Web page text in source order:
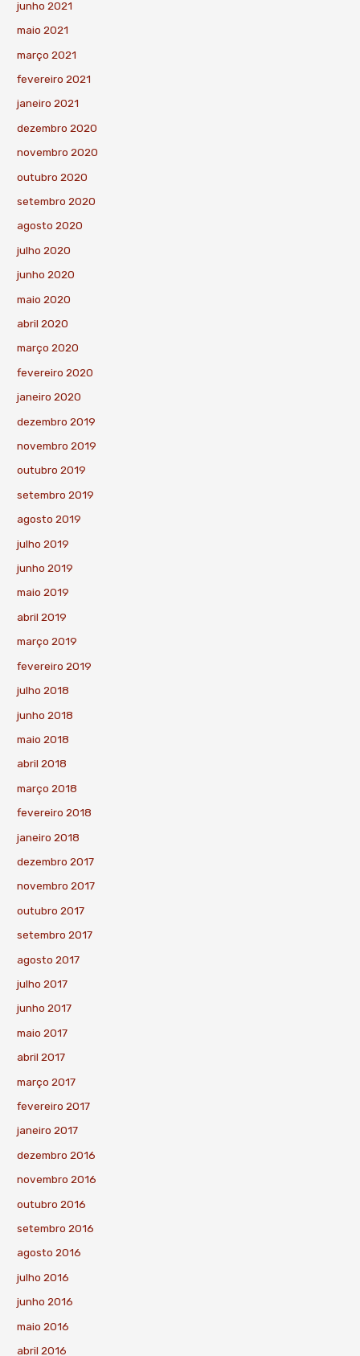
junho 2021
maio 2021
março 2021
fevereiro 2021
janeiro 2021
dezembro 2020
novembro 2020
outubro 2020
setembro 2020
agosto 2020
julho 2020
junho 2020
maio 2020
abril 2020
março 2020
fevereiro 2020
janeiro 2020
dezembro 2019
novembro 2019
outubro 2019
setembro 2019
agosto 2019
julho 2019
junho 2019
maio 2019
abril 2019
março 2019
fevereiro 2019
julho 2018
junho 2018
maio 2018
abril 2018
março 2018
fevereiro 2018
janeiro 2018
dezembro 2017
novembro 2017
outubro 2017
setembro 2017
agosto 2017
julho 2017
junho 2017
maio 2017
abril 2017
março 2017
fevereiro 2017
janeiro 2017
dezembro 2016
novembro 2016
outubro 2016
setembro 2016
agosto 2016
julho 2016
junho 2016
maio 2016
abril 2016